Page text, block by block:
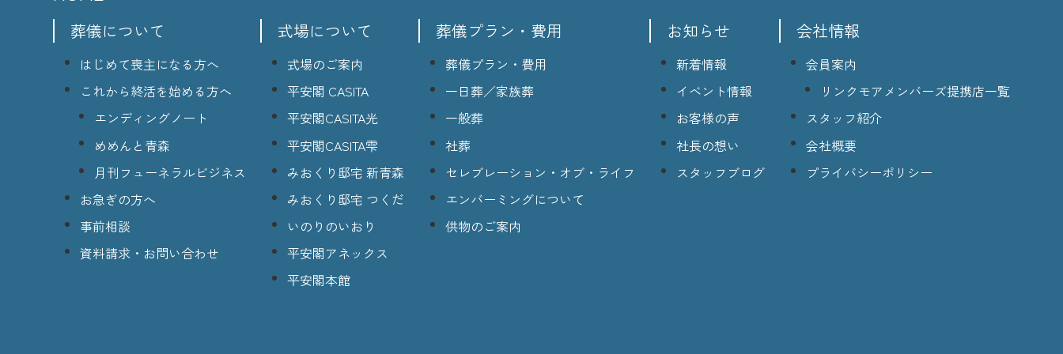
葬儀について
はじめて喪主になる方へ
これから終活を始める方へ
エンディングノート
めめんと青森
月刊フューネラルビジネス
お急ぎの方へ
事前相談
資料請求・お問い合わせ
式場について
式場のご案内
平安閣 CASITA
平安閣CASITA光
平安閣CASITA雫
みおくり邸宅 新青森
みおくり邸宅 つくだ
いのりのいおり
平安閣アネックス
平安閣本館
葬儀プラン・費用
葬儀プラン・費用
一日葬／家族葬
一般葬
社葬
セレブレーション・オブ・ライフ
エンバーミングについて
供物のご案内
お知らせ
新着情報
イベント情報
お客様の声
社長の想い
スタッフブログ
会社情報
会員案内
リンクモアメンバーズ提携店一覧
スタッフ紹介
会社概要
プライバシーポリシー